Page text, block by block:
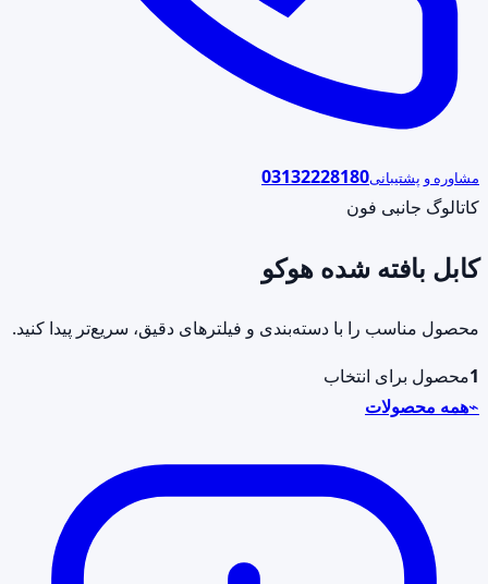
مشاوره و پشتیبانی03132228180
کاتالوگ جانبی فون
کابل بافته شده هوکو
محصول مناسب را با دسته‌بندی و فیلترهای دقیق، سریع‌تر پیدا کنید.
1محصول برای انتخاب
⌁همه محصولات